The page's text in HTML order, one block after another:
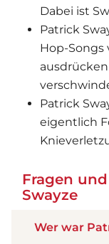
Dabei ist
Patrick
Hop-Songs
ausdrücken
Patrick
eigentlich
Fragen
Swayze
Wer war